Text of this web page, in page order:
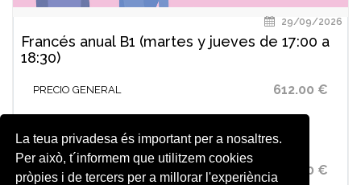
La teua privadesa és important per a nosaltres.
Per això, t´informem que utilitzem cookies
pròpies i de tercers per a millorar l'experiència
29/09/2026
Francés anual B1 (martes y jueves de 17:00 a
18:30)
PRECIO GENERAL 612.00 €
grado trabajadores UV
550.80 €